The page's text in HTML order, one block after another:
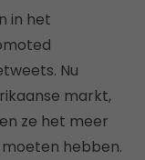
in het
Nu
markt,
ze het meer
hebben.